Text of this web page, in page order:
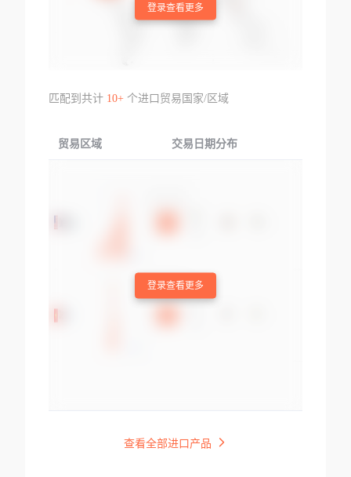
登录查看更多
匹配到共计 10+个进口贸易国家/区域
贸易区域 交易日期分布
登录查看更多
查看全部进口产品